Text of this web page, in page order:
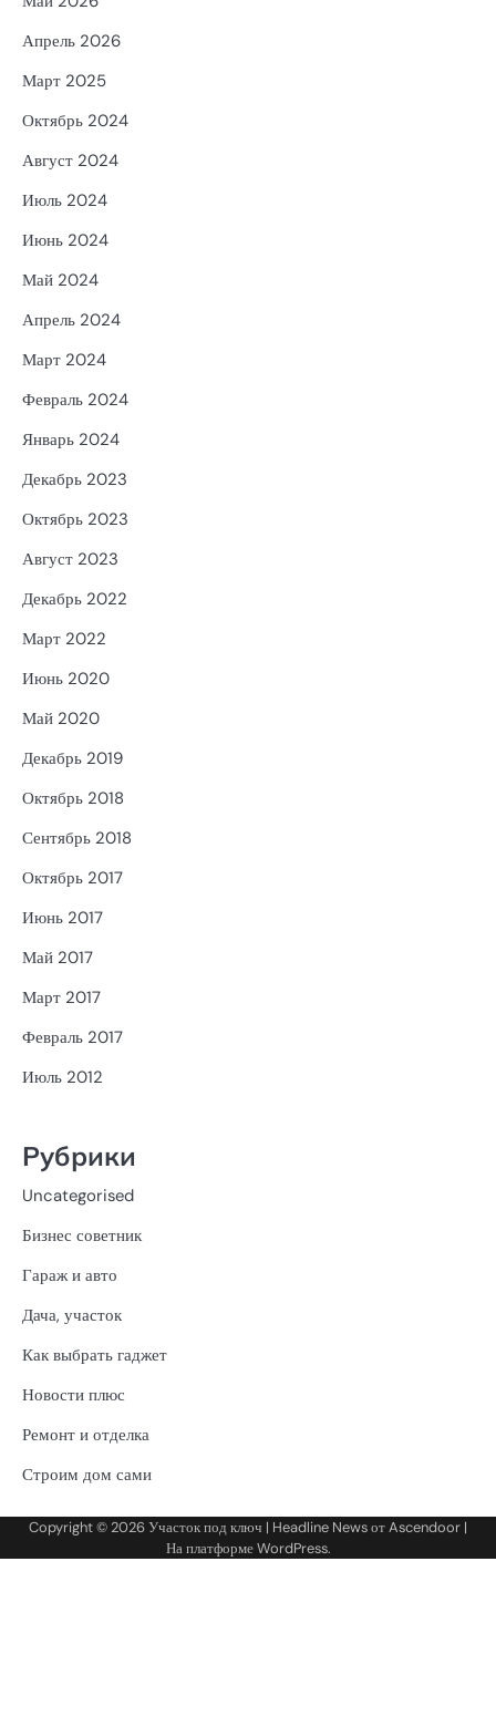
Апрель 2026
Март 2025
Октябрь 2024
Август 2024
Июль 2024
Июнь 2024
Май 2024
Апрель 2024
Март 2024
Февраль 2024
Январь 2024
Декабрь 2023
Октябрь 2023
Август 2023
Декабрь 2022
Март 2022
Июнь 2020
Май 2020
Декабрь 2019
Октябрь 2018
Сентябрь 2018
Октябрь 2017
Июнь 2017
Май 2017
Март 2017
Февраль 2017
Июль 2012
Рубрики
Uncategorised
Бизнес советник
Гараж и авто
Дача, участок
Как выбрать гаджет
Новости плюс
Ремонт и отделка
Строим дом сами
Copyright © 2026Участок под ключ | Headline News отAscendoor |
На платформеWordPress.